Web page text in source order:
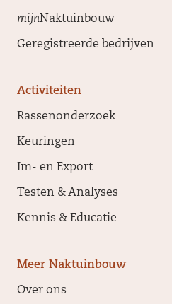
mijnNaktuinbouw
Geregistreerde bedrijven
Activiteiten
Rassenonderzoek
Keuringen
Im- en Export
Testen & Analyses
Kennis & Educatie
Meer Naktuinbouw
Over ons